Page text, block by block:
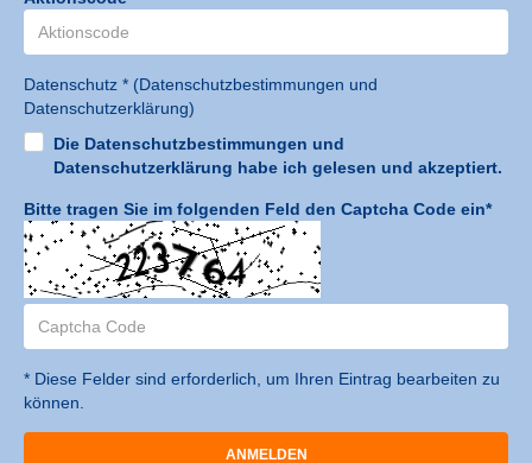
Datenschutz * (Datenschutzbestimmungen und
Datenschutzerklärung)
Die Datenschutzbestimmungen und
Datenschutzerklärung habe ich gelesen und akzeptiert.
Bitte tragen Sie im folgenden Feld den Captcha Code ein*
* Diese Felder sind erforderlich, um Ihren Eintrag bearbeiten zu
können.